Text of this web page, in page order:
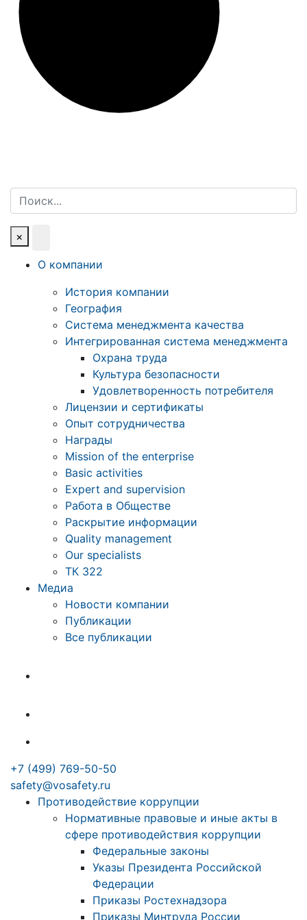
Поиск
×
О компании
История компании
География
Система менеджмента качества
Интегрированная система менеджмента
Охрана труда
Культура безопасности
Удовлетворенность потребителя
Лицензии и сертификаты
Опыт сотрудничества
Награды
Mission of the enterprise
Basic activities
Expert and supervision
Работа в Обществе
Раскрытие информации
Quality management
Our specialists
ТК 322
Медиа
Новости компании
Публикации
Все публикации
+7 (499) 769-50-50
safety@vosafety.ru
Противодействие коррупции
Нормативные правовые и иные акты в
сфере противодействия коррупции
Федеральные законы
Указы Президента Российской
Федерации
Приказы Ростехнадзора
Приказы Минтруда России